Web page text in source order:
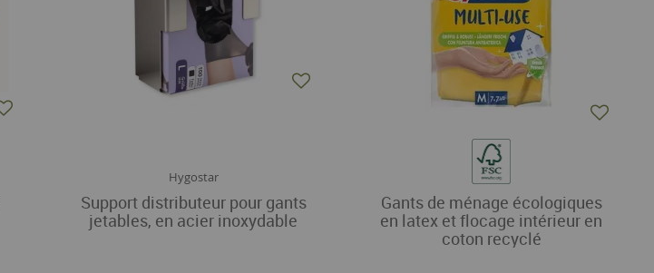
Hygostar
Support distributeur pour gants
jetables, en acier inoxydable
Gants de ménage écologiques
en latex et flocage intérieur en
coton recyclé